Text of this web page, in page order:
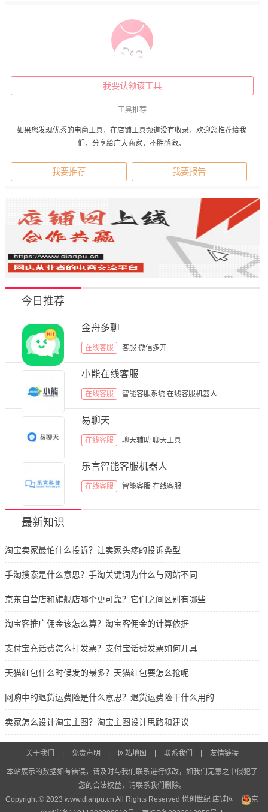
我要认领该工具
工具推荐——————
如果您发现优秀的电商工具，在店铺工具频道没有收录，欢迎您推荐给我
们，分享给广大商家，不胜感激。
我要推荐 我要报告
今日推荐
金舟多聊
在线客服 客服 微信多开
小能在线客服
在线客服 智能客服系统 在线客服机器人
易聊天
在线客服 聊天辅助 聊天工具
乐言智能客服机器人
在线客服 智能客服 在线客服
最新知识
淘宝卖家最怕什么投诉？让卖家头疼的投诉类型
手淘搜索是什么意思？手淘关键词为什么与网站不同
京东自营店和旗舰店哪个更可靠？它们之间区别有哪些
淘宝客推广佣金该怎么算？淘宝客佣金的计算依据
支付宝充话费怎么打发票？支付宝话费发票如何开具
天猫红包什么时候发的最多？天猫红包要怎么抢呢
网购中的退货运费险是什么意思？退货运费险干什么用的
卖家怎么设计淘宝主图？淘宝主图设计思路和建议
关于我们 免责声明 网站地图 联系我们 友情链接
本站展示的数据如有错误，请及时与我们联系进行修改，如我们无意之中侵犯了
您的合法权益，请联系我们删除。
Copyright © 2023 www.dianpu.cn All Rights Reserved 悦创世纪店铺网
京